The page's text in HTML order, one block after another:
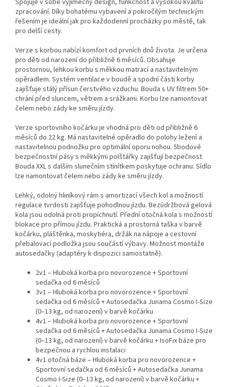
Spojuje v sobě výjimečný design, funkčnost a vysokou kvalitu
zpracování. Díky bohatému vybavení a pokročilým technickým
řešením je ideální jak pro každodenní procházky po městě, tak
pro delší cesty.
Verze s korbou nabízí komfort od prvních dnů života. Je určena
pro děti od narození do přibližně 6 měsíců. Obsahuje
prostornou, lehkou korbu s měkkou matrací a nastavitelným
opěradlem. Systém ventilace v boudě a spodní části korby
zajišťuje stálý přísun čerstvého vzduchu. Bouda s UV filtrem 50+
chrání před sluncem, větrem a srážkami. Korbu lze namontovat
čelem nebo zády ke směru jízdy.
Verze sportovního kočárku je vhodná pro děti od přibližně 6
měsíců do 22 kg. Má nastavitelné opěradlo do polohy ležení a
nastavitelnou podnožku pro optimální oporu nohou. 5bodové
bezpečnostní pásy s měkkými polštářky zajišťují bezpečnost.
Bouda XXL s dalším slunečním stínítkem poskytuje ochranu. Sídlo
lze namontovat čelem nebo zády ke směru jízdy.
Lehký, odolný hliníkový rám s amortizací všech kol a možností
regulace tvrdosti zajišťuje pohodlnou jízdu. Bezúdržbová gelová
kola jsou odolná proti propíchnutí. Přední otočná kola s možností
blokace pro přímou jízdu. Praktická a prostorná taška v barvě
kočárku, pláštěnka, moskytiéra, držák na nápoje a cestovní
přebalovací podložka jsou součástí výbavy. Možnost montáže
autosedačky (adaptéry k dispozici samostatně).
2v1 – Hluboká korba pro novorozence + Sportovní
sedačka od 6 měsíců
3v1 – Hluboká korba pro novorozence + Sportovní
sedačka od 6 měsíců + Autosedačka Junama Cosmo I-Size
(0–13 kg, od narození) v barvě kočárku
4v1 – Hluboká korba pro novorozence + Sportovní
sedačka od 6 měsíců + Autosedačka Junama Cosmo I-Size
(0–13 kg, od narození) v barvě kočárku + IsoFix báze pro
bezpečnou a rychlou instalaci
4v1 otočná báze – Hluboká korba pro novorozence +
Sportovní sedačka od 6 měsíců + Autosedačka Junama
Cosmo I-Size (0–13 kg, od narození) v barvě kočárku +